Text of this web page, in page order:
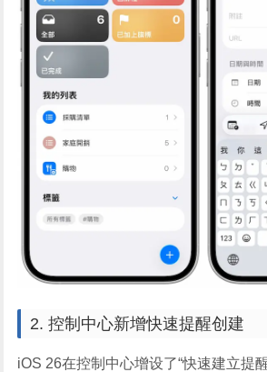
2. 控制中心新增快速提醒创建
iOS 26在控制中心增设了“快速建立提